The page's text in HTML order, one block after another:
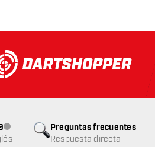
horas Envío gratisa partir
Preguntas frecuentes
Respuesta directa
Atención al cliente no disponible